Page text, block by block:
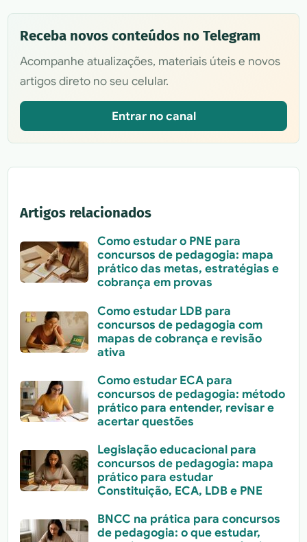
Receba novos conteúdos no Telegram
Acompanhe atualizações, materiais úteis e novos
artigos direto no seu celular.
Entrar no canal
Artigos relacionados
Como estudar o PNE para
concursos de pedagogia: mapa
prático das metas, estratégias e
cobrança em provas
Como estudar LDB para
concursos de pedagogia com
mapas de cobrança e revisão
ativa
Como estudar ECA para
concursos de pedagogia: método
prático para entender, revisar e
acertar questões
Legislação educacional para
concursos de pedagogia: mapa
prático para estudar
Constituição, ECA, LDB e PNE
BNCC na prática para concursos
de pedagogia: o que estudar,